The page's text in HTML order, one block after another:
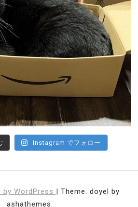
Instagram でフォロー
by WordPress | Theme: doyel by
ashathemes.